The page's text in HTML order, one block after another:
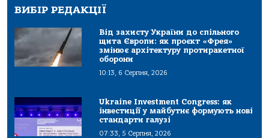
ВИБІР РЕДАКЦІЇ
Від захисту України до спільного
щита Європи: як проєкт «Фрея»
змінює архітектуру протиракетної
оборони
10:13, 6 Серпня, 2026
Ukraine Investment Congress: як
інвестиції у майбутнє формують нові
стандарти галузі
07:33, 5 Серпня, 2026